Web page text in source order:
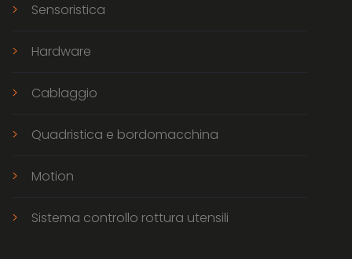
Sensoristica
Hardware
Cablaggio
Quadristica e bordomacchina
Motion
Sistema controllo rottura utensili